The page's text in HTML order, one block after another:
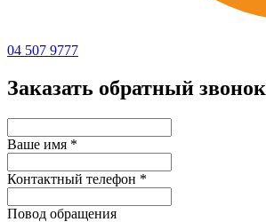
04 507 9777
Заказать обратный звонок
Ваше имя *
Контактный телефон *
Повод обращения